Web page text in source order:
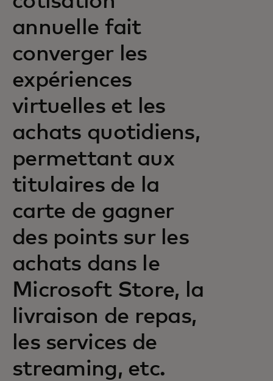
annuelle fait
converger les
expériences
virtuelles et les
achats quotidiens,
permettant aux
titulaires de la
carte de gagner
des points sur les
achats dans le
Microsoft Store, la
livraison de repas,
les services de
streaming, etc.